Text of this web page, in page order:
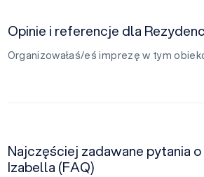
Opinie i referencje dla
Organizowałaś/eś imprezę w tym
Najczęściej zadawane pytania
Izabella (FAQ)